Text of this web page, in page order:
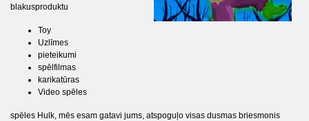
blakusproduktu
Toy
Uzlīmes
pieteikumi
spēlfilmas
karikatūras
Video spēles
spēles Hulk, mēs esam gatavi jums, atspoguļo visas dusmas briesmonis